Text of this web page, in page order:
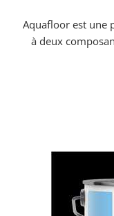
Aquafloor est une
à deux